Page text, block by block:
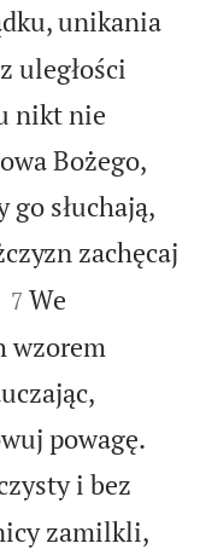
unikania
uległości
nikt nie
Bożego,
słuchają,
zachęcaj


7 We
wzorem
powagę.
i bez
zamilkli,